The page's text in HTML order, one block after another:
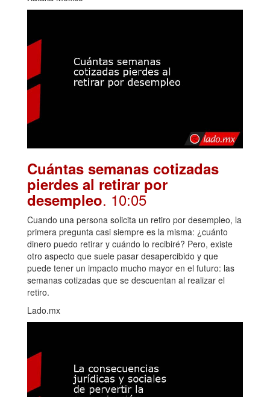
Cuántas semanas cotizadas
pierdes al retirar por
desempleo. 10:05
Cuando una persona solicita un retiro por desempleo, la
primera pregunta casi siempre es la misma: ¿cuánto
dinero puedo retirar y cuándo lo recibiré? Pero, existe
otro aspecto que suele pasar desapercibido y que
puede tener un impacto mucho mayor en el futuro: las
semanas cotizadas que se descuentan al realizar el
retiro.
Lado.mx